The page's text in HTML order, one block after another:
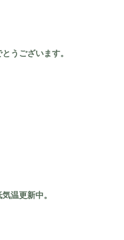
うございます。
温更新中。